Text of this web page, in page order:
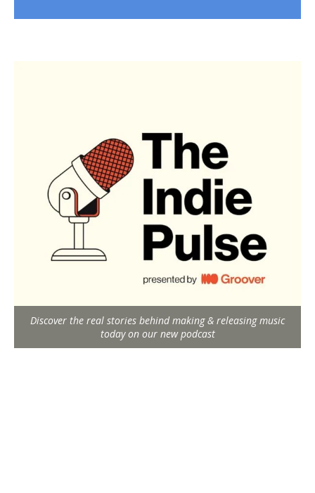
Discover the real stories behind making & releasing music
today on our new podcast